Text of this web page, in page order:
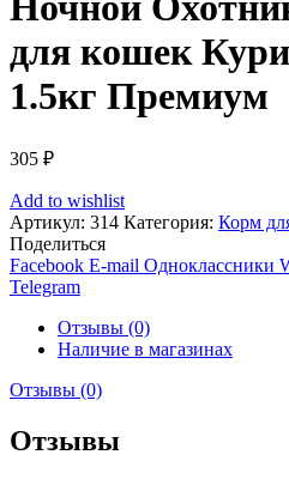
для кошек
1.5кг Премиум
305 ₽
Add to wishlist
Артикул: 314 Категория: Корм
Поделиться
Facebook E-mail Одноклассники
Telegram
Отзывы (0)
Наличие в магазинах
Отзывы (0)
Отзывы